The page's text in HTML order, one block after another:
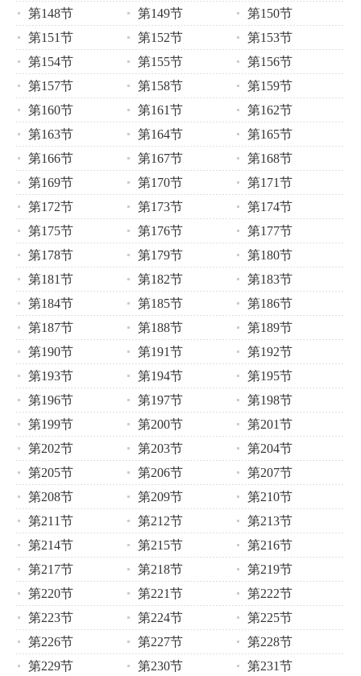
第148节 第149节
第150节
第151节
第152节
第153节
第154节
第155节
第156节
第157节
第158节
第159节
第160节
第161节
第162节
第163节
第164节
第165节
第166节
第167节
第168节
第169节
第170节
第171节
第172节
第173节
第174节
第175节
第176节
第177节
第178节
第179节
第180节
第181节
第182节
第183节
第184节
第185节
第186节
第187节
第188节
第189节
第190节
第191节
第192节
第193节
第194节
第195节
第196节
第197节
第198节
第199节
第200节
第201节
第202节
第203节
第204节
第205节
第206节
第207节
第208节
第209节
第210节
第211节
第212节
第213节
第214节
第215节
第216节
第217节
第218节
第219节
第220节
第221节
第222节
第223节
第224节
第225节
第226节
第227节
第228节
第229节
第230节
第231节